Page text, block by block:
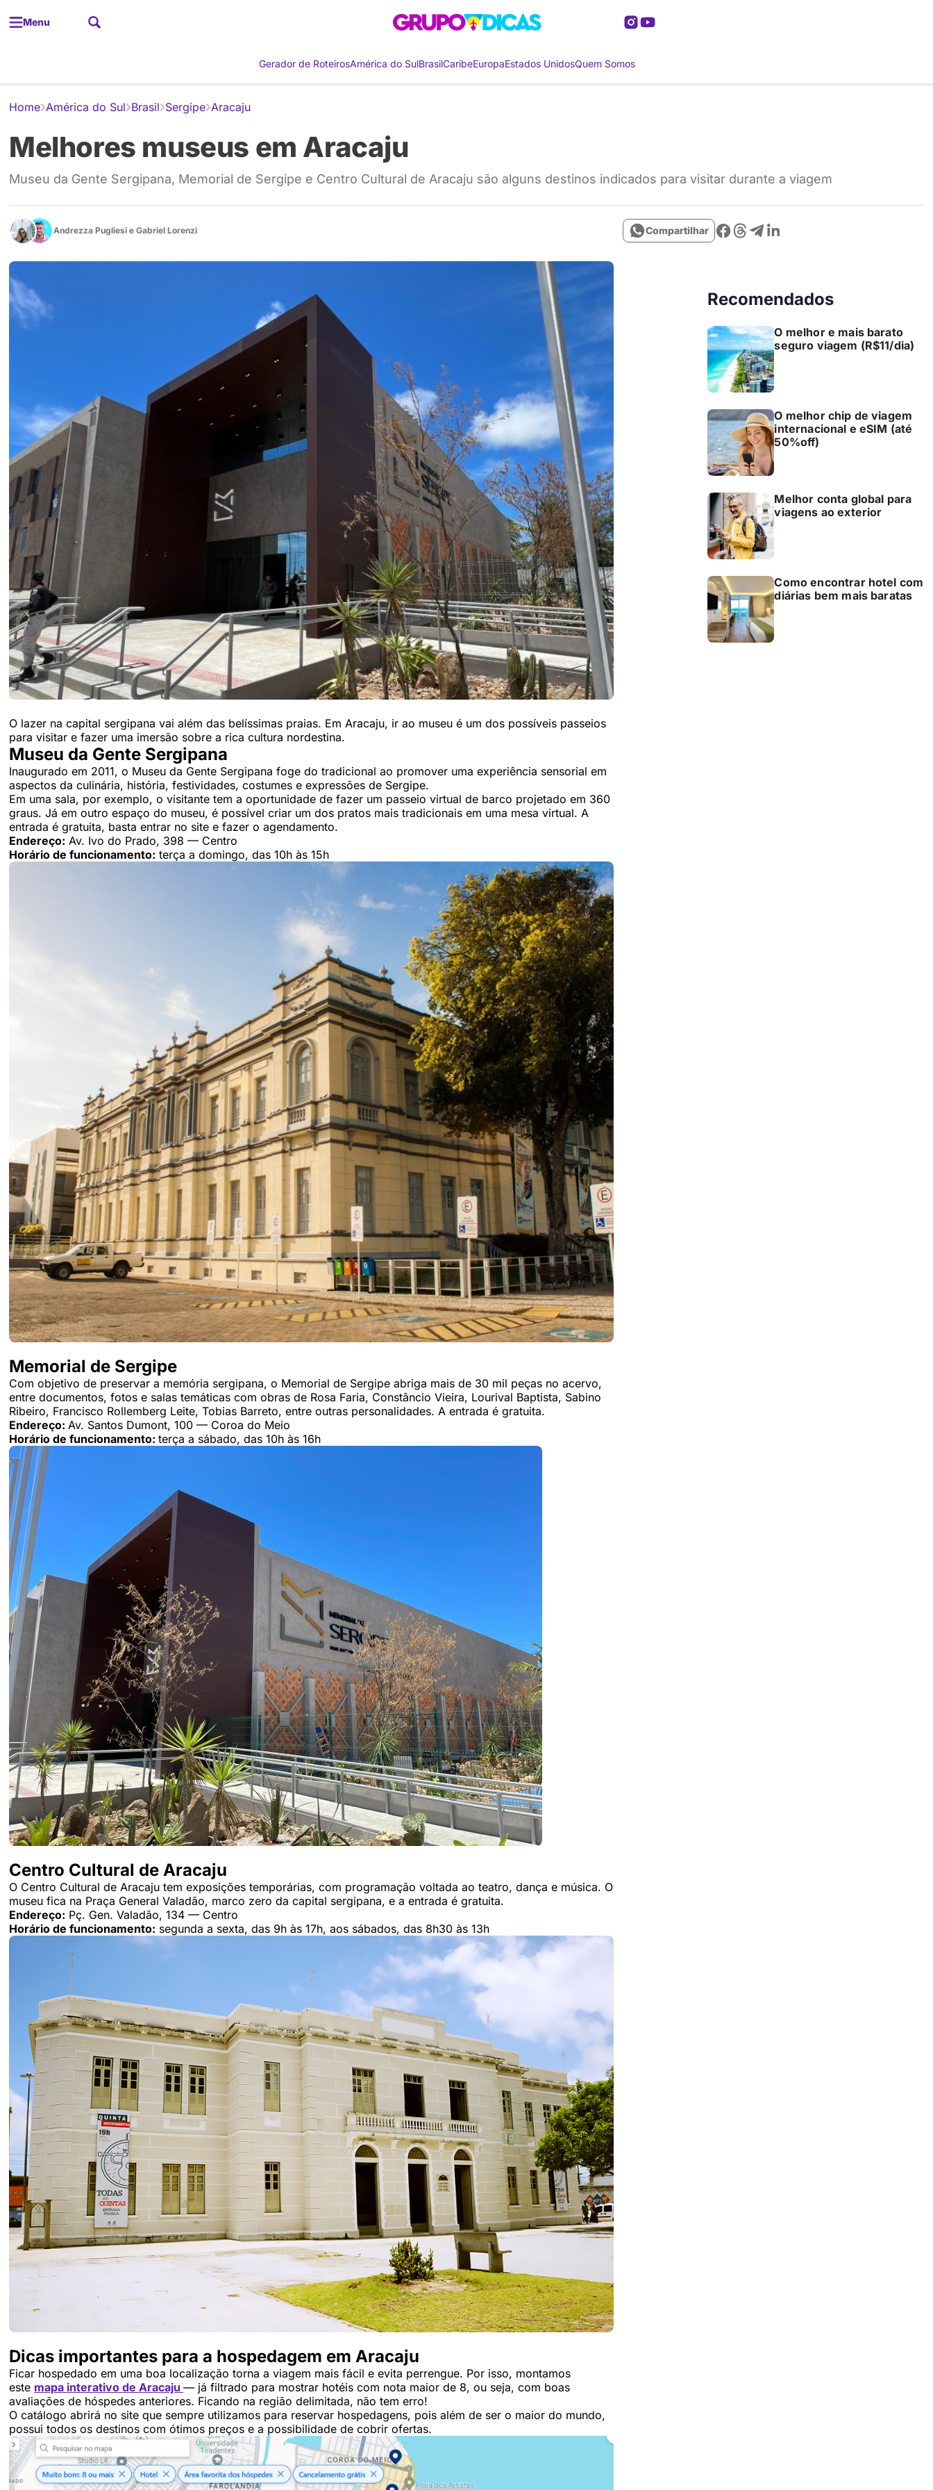
Menu
Gerador de RoteirosAmérica do SulBrasilCaribeEuropaEstados UnidosQuem Somos
Home América do Sul Brasil Sergipe Aracaju
Melhores museus em Aracaju
Museu da Gente Sergipana, Memorial de Sergipe e Centro Cultural de Aracaju são alguns destinos indicados para visitar durante a viagem
Andrezza Pugliesi e Gabriel Lorenzi Compartilhar
O lazer na capital sergipana vai além das belíssimas praias. Em Aracaju, ir ao museu é um dos possíveis passeios
para visitar e fazer uma imersão sobre a rica cultura nordestina.
Museu da Gente Sergipana
Inaugurado em 2011, o Museu da Gente Sergipana foge do tradicional ao promover uma experiência sensorial em
aspectos da culinária, história, festividades, costumes e expressões de Sergipe.
Em uma sala, por exemplo, o visitante tem a oportunidade de fazer um passeio virtual de barco projetado em 360
graus. Já em outro espaço do museu, é possível criar um dos pratos mais tradicionais em uma mesa virtual. A
entrada é gratuita, basta entrar no site e fazer o agendamento.
Endereço: Av. Ivo do Prado, 398 — Centro
Horário de funcionamento: terça a domingo, das 10h às 15h
Memorial de Sergipe
Com objetivo de preservar a memória sergipana, o Memorial de Sergipe abriga mais de 30 mil peças no acervo,
entre documentos, fotos e salas temáticas com obras de Rosa Faria, Constâncio Vieira, Lourival Baptista, Sabino
Ribeiro, Francisco Rollemberg Leite, Tobias Barreto, entre outras personalidades. A entrada é gratuita.
Endereço: Av. Santos Dumont, 100 — Coroa do Meio
Horário de funcionamento: terça a sábado, das 10h às 16h
Centro Cultural de Aracaju
O Centro Cultural de Aracaju tem exposições temporárias, com programação voltada ao teatro, dança e música. O
museu fica na Praça General Valadão, marco zero da capital sergipana, e a entrada é gratuita.
Endereço: Pç. Gen. Valadão, 134 — Centro
Horário de funcionamento: segunda a sexta, das 9h às 17h, aos sábados, das 8h30 às 13h
Dicas importantes para a hospedagem em Aracaju
Ficar hospedado em uma boa localização torna a viagem mais fácil e evita perrengue. Por isso, montamos
este mapa interativo de Aracaju — já filtrado para mostrar hotéis com nota maior de 8, ou seja, com boas
avaliações de hóspedes anteriores. Ficando na região delimitada, não tem erro!
O catálogo abrirá no site que sempre utilizamos para reservar hospedagens, pois além de ser o maior do mundo,
possui todos os destinos com ótimos preços e a possibilidade de cobrir ofertas.
Recomendados
O melhor e mais barato
seguro viagem (R$11/dia)
O melhor chip de viagem
internacional e eSIM (até
50%off)
Melhor conta global para
viagens ao exterior
Como encontrar hotel com
diárias bem mais baratas